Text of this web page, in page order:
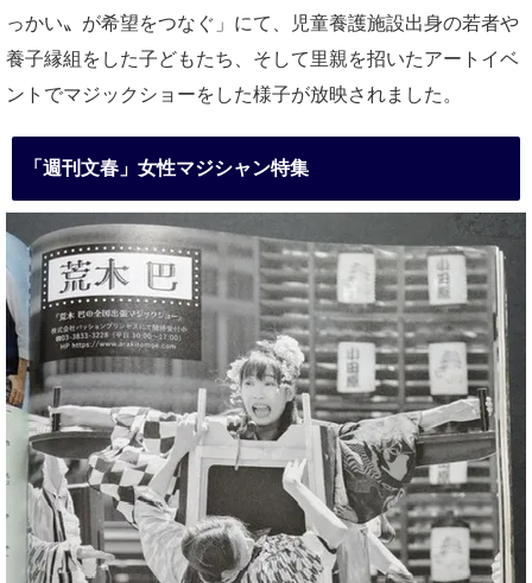
っかい〟が希望をつなぐ」にて、児童養護施設出身の若者や
養子縁組をした子どもたち、そして里親を招いたアートイベ
ントでマジックショーをした様子が放映されました。
「週刊文春」女性マジシャン特集